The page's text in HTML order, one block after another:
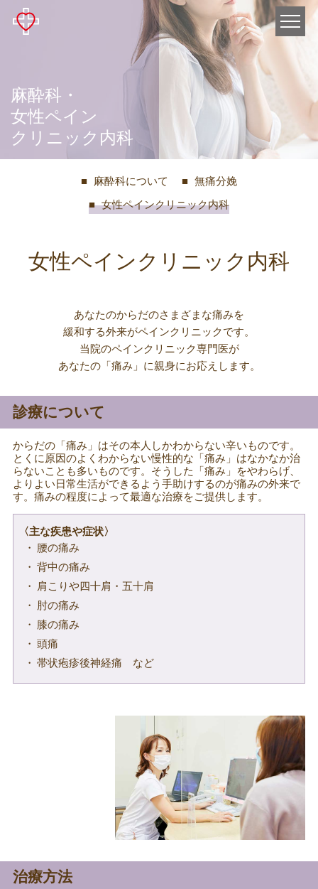
麻酔科・
女性ペイン
クリニック内科
麻酔科について 無痛分娩
女性ペインクリニック内科
女性ペインクリニック内科
あなたのからだのさまざまな痛みを
緩和する外来がペインクリニックです。
当院のペインクリニック専門医が
あなたの「痛み」に親身にお応えします。
診療について
からだの「痛み」はその本人しかわからない辛いものです。
とくに原因のよくわからない慢性的な「痛み」はなかなか治
らないことも多いものです。そうした「痛み」をやわらげ、
よりよい日常生活ができるよう手助けするのが痛みの外来で
す。痛みの程度によって最適な治療をご提供します。
主な疾患や症状
腰の痛み
背中の痛み
肩こりや四十肩・五十肩
肘の痛み
膝の痛み
頭痛
帯状疱疹後神経痛 など
治療方法